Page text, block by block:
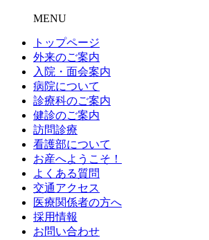
MENU
トップページ
外来のご案内
入院・面会案内
病院について
診療科のご案内
健診のご案内
訪問診療
看護部について
お産へようこそ！
よくある質問
交通アクセス
医療関係者の方へ
採用情報
お問い合わせ